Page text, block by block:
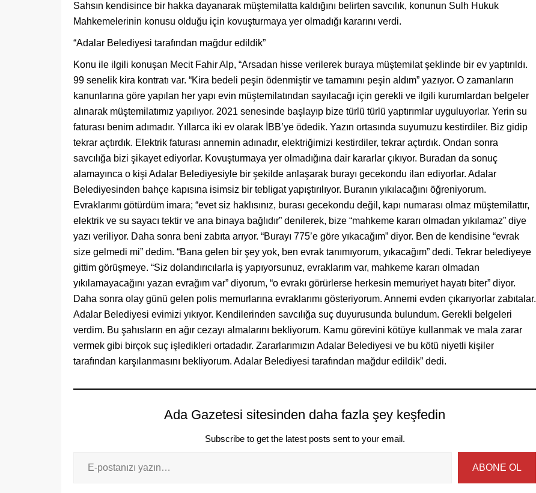
Sahsın kendisince bir hakka dayanarak müştemilatta kaldığını belirten savcılık, konunun Sulh Hukuk
Mahkemelerinin konusu olduğu için kovuşturmaya yer olmadığı kararını verdi.
“Adalar Belediyesi tarafından mağdur edildik”
Konu ile ilgili konuşan Mecit Fahir Alp, “Arsadan hisse verilerek buraya müştemilat şeklinde bir ev yaptırıldı.
99 senelik kira kontratı var. “Kira bedeli peşin ödenmiştir ve tamamını peşin aldım” yazıyor. O zamanların
kanunlarına göre yapılan her yapı evin müştemilatından sayılacağı için gerekli ve ilgili kurumlardan belgeler
alınarak müştemilatımız yapılıyor. 2021 senesinde başlayıp bize türlü türlü yaptırımlar uyguluyorlar. Yerin su
faturası benim adımadır. Yıllarca iki ev olarak İBB’ye ödedik. Yazın ortasında suyumuzu kestirdiler. Biz gidip
tekrar açtırdık. Elektrik faturası annemin adınadır, elektriğimizi kestirdiler, tekrar açtırdık. Ondan sonra
savcılığa bizi şikayet ediyorlar. Kovuşturmaya yer olmadığına dair kararlar çıkıyor. Buradan da sonuç
alamayınca o kişi Adalar Belediyesiyle bir şekilde anlaşarak burayı gecekondu ilan ediyorlar. Adalar
Belediyesinden bahçe kapısına isimsiz bir tebligat yapıştırılıyor. Buranın yıkılacağını öğreniyorum.
Evraklarımı götürdüm imara; “evet siz haklısınız, burası gecekondu değil, kapı numarası olmaz müştemilattır,
elektrik ve su sayacı tektir ve ana binaya bağlıdır” denilerek, bize “mahkeme kararı olmadan yıkılamaz” diye
yazı veriliyor. Daha sonra beni zabıta arıyor. “Burayı 775’e göre yıkacağım” diyor. Ben de kendisine “evrak
size gelmedi mi” dedim. “Bana gelen bir şey yok, ben evrak tanımıyorum, yıkacağım” dedi. Tekrar belediyeye
gittim görüşmeye. “Siz dolandırıcılarla iş yapıyorsunuz, evraklarım var, mahkeme kararı olmadan
yıkılamayacağını yazan evrağım var” diyorum, “o evrakı görürlerse herkesin memuriyet hayatı biter” diyor.
Daha sonra olay günü gelen polis memurlarına evraklarımı gösteriyorum. Annemi evden çıkarıyorlar zabıtalar.
Adalar Belediyesi evimizi yıkıyor. Kendilerinden savcılığa suç duyurusunda bulundum. Gerekli belgeleri
verdim. Bu şahısların en ağır cezayı almalarını bekliyorum. Kamu görevini kötüye kullanmak ve mala zarar
vermek gibi birçok suç işledikleri ortadadır. Zararlarımızın Adalar Belediyesi ve bu kötü niyetli kişiler
tarafından karşılanmasını bekliyorum. Adalar Belediyesi tarafından mağdur edildik” dedi.
Ada Gazetesi sitesinden daha fazla şey keşfedin
Subscribe to get the latest posts sent to your email.
ABONE OL